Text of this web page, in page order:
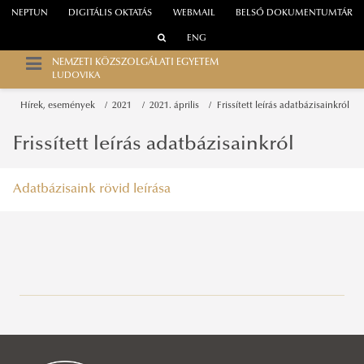
WEBMAIL
NEPTUN DIGITÁLIS OKTATÁS BELSŐ DOKUMENTUMTÁR
ENG
NEMZETI KÖZSZOLGÁLATI EGYETEM
LUDOVIKA
Hírek, események 2021 2021. április Frissített leírás adatbázisainkról
Aktuális
Hírek, események
Frissített leírás adatbázisainkról
Adatbázisaink rövid leírása